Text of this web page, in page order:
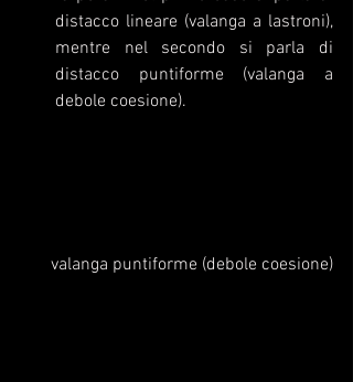
distacco lineare (valanga a lastroni),
mentre nel secondo si parla di
distacco puntiforme (valanga a
debole coesione).
valanga puntiforme (debole coesione)